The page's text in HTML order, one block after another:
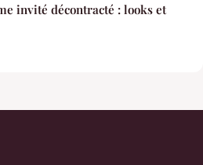
invité décontracté : looks et